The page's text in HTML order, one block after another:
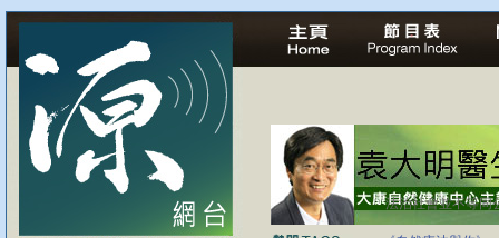
法治社會並不等同
自家教育合法化-